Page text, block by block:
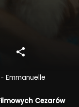
Emmanuelle
Cezarów